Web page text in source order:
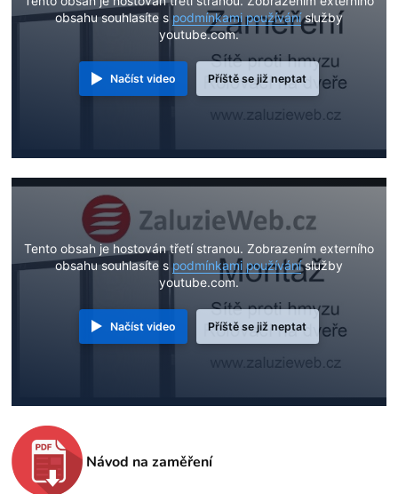
obsahu souhlasíte s podmínkami používáníslužby
youtube.com.
Načíst video Příště se již neptat
Tento obsah je hostován třetí stranou. Zobrazením externího
obsahu souhlasíte s podmínkami používáníslužby
youtube.com.
Načíst video Příště se již neptat
Návod na zaměření